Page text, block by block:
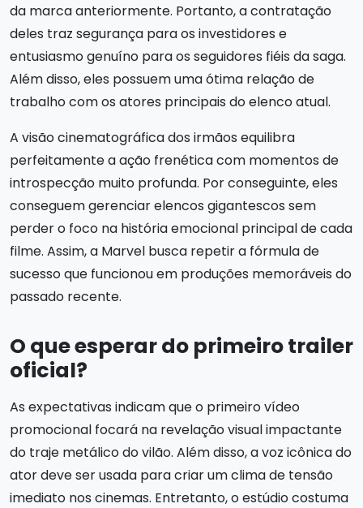
da marca anteriormente. Portanto, a contratação
deles traz segurança para os investidores e
entusiasmo genuíno para os seguidores fiéis da saga.
Além disso, eles possuem uma ótima relação de
trabalho com os atores principais do elenco atual.
A visão cinematográfica dos irmãos equilibra
perfeitamente a ação frenética com momentos de
introspecção muito profunda. Por conseguinte, eles
conseguem gerenciar elencos gigantescos sem
perder o foco na história emocional principal de cada
filme. Assim, a Marvel busca repetir a fórmula de
sucesso que funcionou em produções memoráveis do
passado recente.
O que esperar do primeiro trailer
oficial?
As expectativas indicam que o primeiro vídeo
promocional focará na revelação visual impactante
do traje metálico do vilão. Além disso, a voz icônica do
ator deve ser usada para criar um clima de tensão
imediato nos cinemas. Entretanto, o estúdio costuma